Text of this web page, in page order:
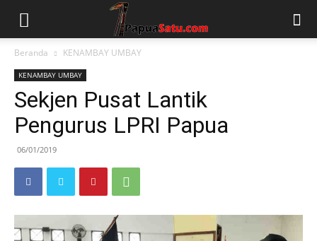
Beranda KENAMBAY UMBAY
KENAMBAY UMBAY
Sekjen Pusat Lantik
Pengurus LPRI Papua
06/01/2019